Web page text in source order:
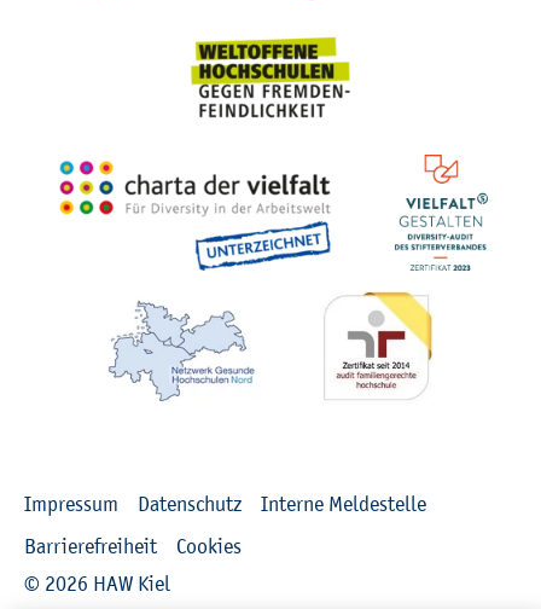
Im­pres­sum Da­ten­schutz
In­ter­ne Mel­de­stel­le
Bar­rie­re­frei­heit
Coo­kies
© 2026 HAW Kiel